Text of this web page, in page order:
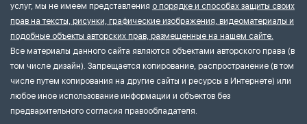
услуг, мы не имеем представления о порядке и способах защиты своих
прав на тексты, рисунки, графические изображения, видеоматериалы и
подобные объекты авторских прав, размещенные на нашем сайте.
Все материалы данного сайта являются объектами авторского права (в
том числе дизайн). Запрещается копирование, распространение (в том
числе путем копирования на другие сайты и ресурсы в Интернете) или
любое иное использование информации и объектов без
предварительного согласия правообладателя.